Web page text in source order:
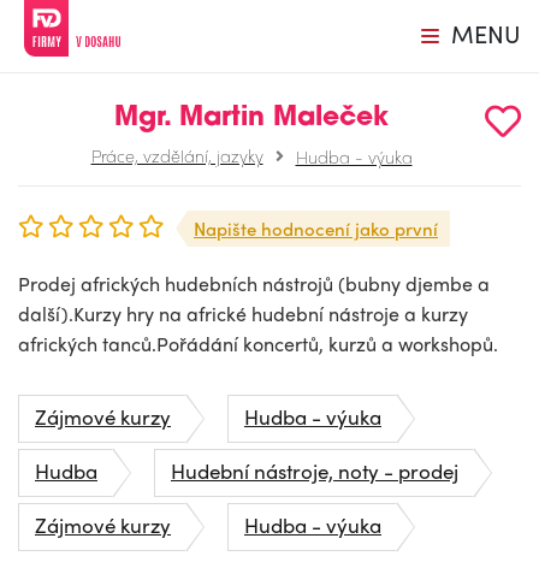
MENU
Mgr. Martin Maleček
Práce, vzdělání, jazyky Hudba - výuka
Napište hodnocení jako první
Prodej afrických hudebních nástrojů (bubny djembe a
další).Kurzy hry na africké hudební nástroje a kurzy
afrických tanců.Pořádání koncertů, kurzů a workshopů.
Zájmové kurzy
Hudba - výuka
Hudba
Hudební nástroje, noty - prodej
Zájmové kurzy
Hudba - výuka